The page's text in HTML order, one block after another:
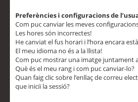
Preferències i configuracions de
Com puc canviar les meves
Les hores són incorrectes!
He canviat el fus horari i l’hora encara
El meu idioma no és a la llista!
Com puc mostrar una imatge juntament
Què és el meu rang i com puc canviar-lo?
Quan faig clic sobre l’enllaç de correu
que iniciï la sessió?